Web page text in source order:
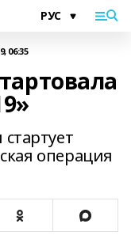
06:35
операция